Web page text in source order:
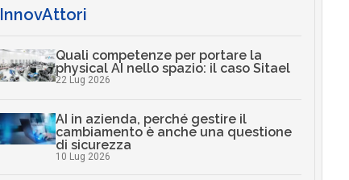
InnovAttori
Quali competenze per portare la
physical AI nello spazio: il caso Sitael
22 Lug 2026
AI in azienda, perché gestire il
cambiamento è anche una questione
di sicurezza
10 Lug 2026